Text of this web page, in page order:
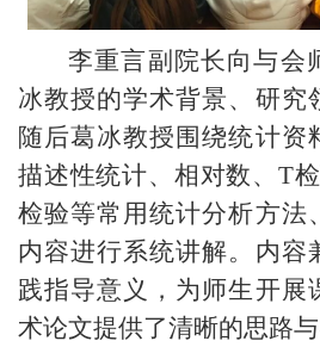
李重言副院长向与会
冰教授的学术背景、研究
随后葛冰教授围绕统计资
描述性统计、相对数、T
检验等常用统计分析方法
内容进行系统讲解。内容
践指导意义，为师生开展
术论文提供了清晰的思路与